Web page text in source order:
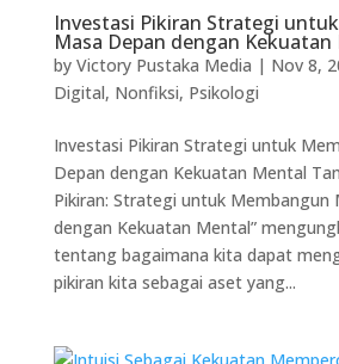
Investasi Pikiran Strategi
Masa Depan dengan
by Victory Pustaka Media | Nov 8,
Digital, Nonfiksi, Psikologi
Investasi Pikiran Strategi untuk
Depan dengan Kekuatan Mental
Pikiran: Strategi untuk Membangun
dengan Kekuatan Mental”
tentang bagaimana kita dapat
pikiran kita sebagai aset yang...